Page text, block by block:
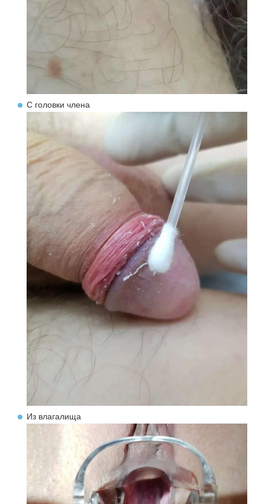
С головки члена
Из влагалища